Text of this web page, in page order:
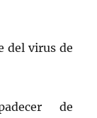
del virus de
de